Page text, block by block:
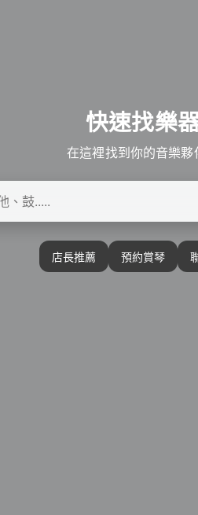
快速找樂
在這裡找到你的音樂夥
店長推薦 預約賞琴